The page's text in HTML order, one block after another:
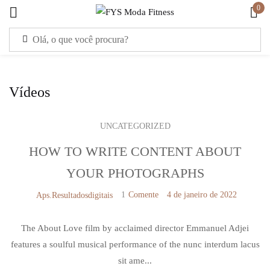
0
Vídeos
UNCATEGORIZED
HOW TO WRITE CONTENT ABOUT
YOUR PHOTOGRAPHS
Aps.resultadosdigitais 1 Comente 4 de janeiro de 2022
The About Love film by acclaimed director Emmanuel Adjei
features a soulful musical performance of the nunc interdum lacus
sit ame...
Entrar
Lembre de mim Senha perdida?